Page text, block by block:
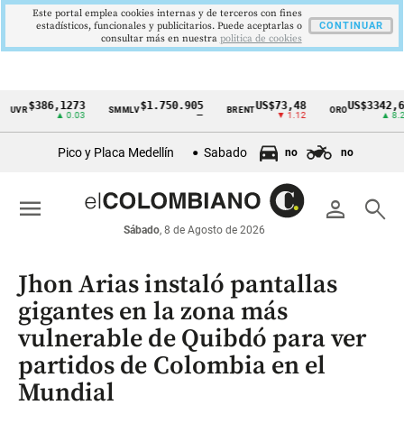
Cintillo
económicos
Colombia
$386,1273
▲ 0.03
SMMLV$1.750.905 BRENT US$73,48
▼ 1.12
ORO US$3342,60
▲ 8.20
Pico y Placa Medellín Sabado no no
person search
Sábado, 8 de Agosto de 2026
menu
Jhon Arias instaló pantallas
gigantes en la zona más
vulnerable de Quibdó para ver
partidos de Colombia en el
Mundial
Este portal emplea cookies internas y de terceros con fines
estadísticos, funcionales y publicitarios. Puede aceptarlas o
consultar más en nuestra politica de cookies
CONTINUAR